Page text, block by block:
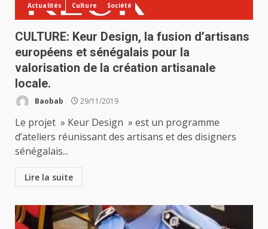
Actualités Culture Société
CULTURE: Keur Design, la fusion d’artisans
européens et sénégalais pour la
valorisation de la création artisanale
locale.
Baobab 29/11/2019
Le projet » Keur Design » est un programme
d’ateliers réunissant des artisans et des disigners
sénégalais...
Lire la suite